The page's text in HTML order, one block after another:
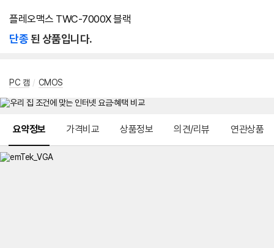
플레오맥스 TWC-7000X 블랙
단종된 상품입니다.
PC 캠 / CMOS
요약정보 가격비교 상품정보 의견/리뷰 연관상품